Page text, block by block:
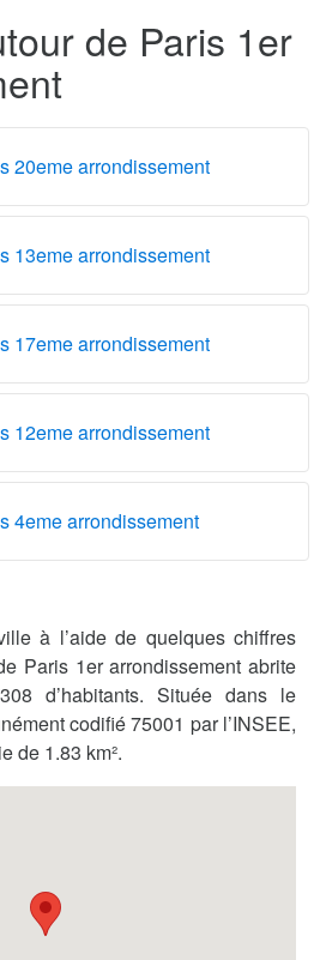
de Paris 1er
20eme arrondissement
13eme arrondissement
17eme arrondissement
12eme arrondissement
4eme arrondissement
à l’aide de quelques chiffres
Paris 1er arrondissement abrite
d’habitants. Située dans le
codifié 75001 par l’INSEE,
de 1.83 km².